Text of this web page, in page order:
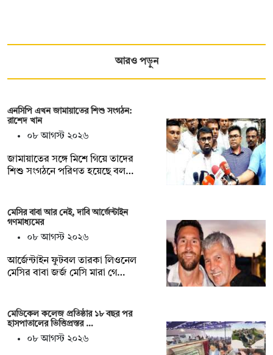
আরও পড়ুন
এনসিপি এখন জামায়াতের শিশু সংগঠন:
রাশেদ খান
০৮ আগস্ট ২০২৬
জামায়াতের সঙ্গে মিশে গিয়ে তাদের
শিশু সংগঠনে পরিণত হয়েছে বল…
মেসির বাবা আর নেই, দাবি আর্জেন্টাইন
গণমাধ্যমের
০৮ আগস্ট ২০২৬
আর্জেন্টাইন ফুটবল তারকা লিওনেল
মেসির বাবা জর্জ মেসি মারা গে…
মেডিকেল কলেজ প্রতিষ্ঠার ১৮ বছর পর
হাসপাতালের ভিত্তিপ্রস্তর …
০৮ আগস্ট ২০২৬